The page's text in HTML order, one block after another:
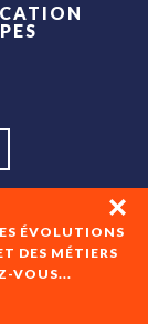
ÉVOLUTIONS
DES MÉTIERS
VOUS...
les newsletters